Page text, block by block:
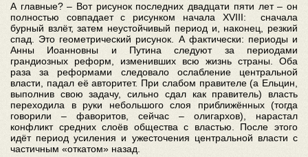
А главные? – Вот рисунок последних двадцати пяти лет – он
полностью совпадает с рисунком начала XVIII: сначала
бурный взлёт, затем неустойчивый период и, наконец, резкий
спад. Это геометрический рисунок. А фактически: периоды и
Анны Иоанновны и Путина следуют за периодами
грандиозных реформ, изменивших всю жизнь страны. Оба
раза за реформами следовало ослабление центральной
власти, падал её авторитет. При слабом правителе (а Ельцин,
выполнив свою задачу, сильно сдал как правитель) власть
переходила в руки небольшого слоя приближённых (тогда
говорили – фаворитов, сейчас – олигархов), нарастал
конфликт средних слоёв общества с властью. После этого
идёт период усиления и ужесточения центральной власти с
частичным «откатом» назад.